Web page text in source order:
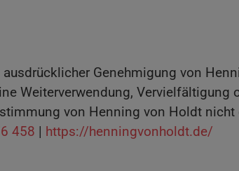
Genehmigung von
Weiterverwendung,
von Henning von Holdt nicht
458 | https://henningvonholdt.de/